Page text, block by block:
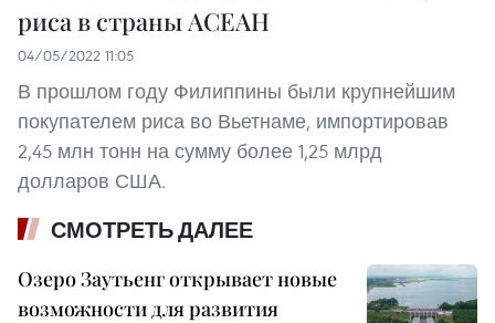
риса в страны АСЕАН
04/05/2022 11:05
В прошлом году Филиппины были крупнейшим
покупателем риса во Вьетнаме, импортировав
2,45 млн тонн на сумму более 1,25 млрд
долларов США.
СМОТРЕТЬ ДАЛЕЕ
Озеро Заутьенг открывает новые
возможности для развития